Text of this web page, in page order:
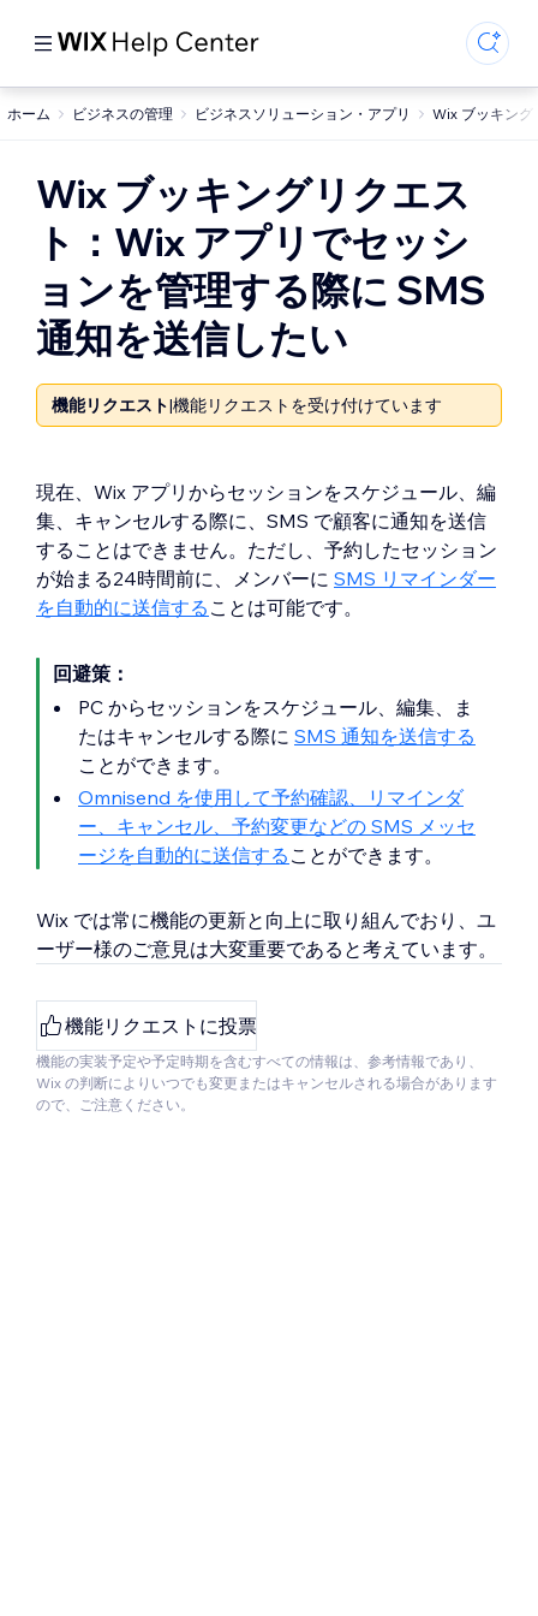
ホーム ビジネスの管理 ビジネスソリューション・アプリ Wix ブッキング
Wix ブッキングリクエス
ト：Wix アプリでセッシ
ョンを管理する際に SMS
通知を送信したい
機能リクエスト|機能リクエストを受け付けています
現在、Wix アプリからセッションをスケジュール、編
集、キャンセルする際に、SMS で顧客に通知を送信
することはできません。ただし、予約したセッション
が始まる24時間前に、メンバーに SMS リマインダー
を自動的に送信する ことは可能です。
回避策：
PC からセッションをスケジュール、編集、ま
たはキャンセルする際に SMS 通知を送信する
ことができます。
Omnisend を使用して予約確認、リマインダ
ー、キャンセル、予約変更などの SMS メッセ
ージを自動的に送信する ことができます。
Wix では常に機能の更新と向上に取り組んでおり、ユ
ーザー様のご意見は大変重要であると考えています。
機能リクエストに投票
機能の実装予定や予定時期を含むすべての情報は、参考情報であり、
Wix の判断によりいつでも変更またはキャンセルされる場合があります
ので、ご注意ください。